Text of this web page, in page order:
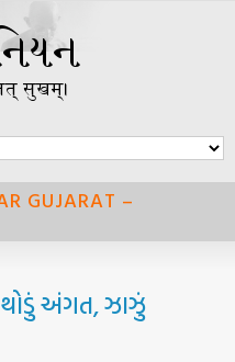
GUJARAT –
અંગત, ઝાઝું